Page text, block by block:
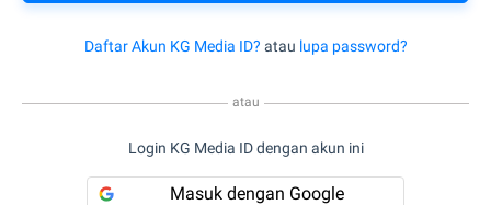
Daftar Akun KG Media ID? atau lupa password?
atau
Login KG Media ID dengan akun ini
Masuk dengan Google